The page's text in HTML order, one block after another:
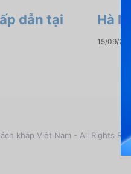
dẫn tại
Hà
15/09/
khắp Việt Nam - All Rights